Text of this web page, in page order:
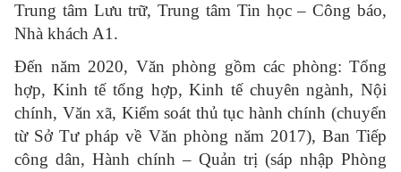
Trung tâm Lưu trữ, Trung tâm Tin học – Công báo,
Nhà khách A1.
Đến năm 2020, Văn phòng gồm các phòng: Tổng
hợp, Kinh tế tổng hợp, Kinh tế chuyên ngành, Nội
chính, Văn xã, Kiểm soát thủ tục hành chính (chuyển
từ Sở Tư pháp về Văn phòng năm 2017), Ban Tiếp
công dân, Hành chính – Quản trị (sáp nhập Phòng